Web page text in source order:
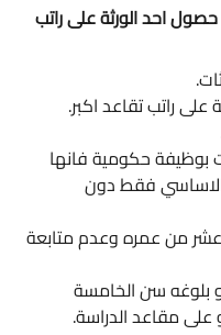
احد الورثة على راتب
راتب تقاعد اكبر.
بوظيفة حكومية فانها
الاساسي فقط دون
عشر من عمره وعدم متابعة
او بلوغه سن الخامسة
مقاعد الدراسة.